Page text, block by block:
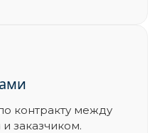
контракту между
заказчиком.